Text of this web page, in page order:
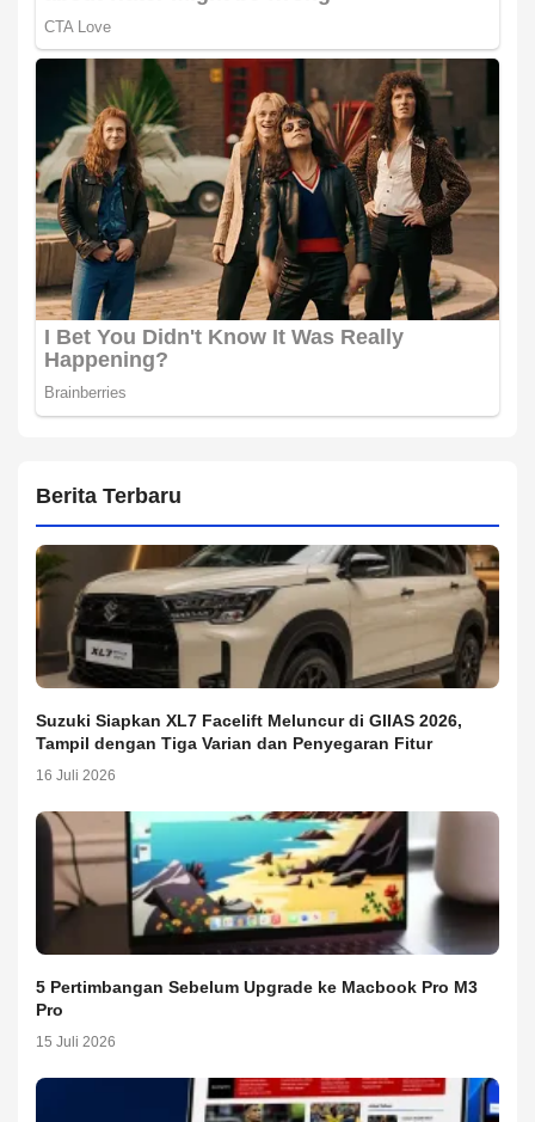
Berita Terbaru
Suzuki Siapkan XL7 Facelift Meluncur di GIIAS 2026,
Tampil dengan Tiga Varian dan Penyegaran Fitur
16 Juli 2026
5 Pertimbangan Sebelum Upgrade ke Macbook Pro M3
Pro
15 Juli 2026